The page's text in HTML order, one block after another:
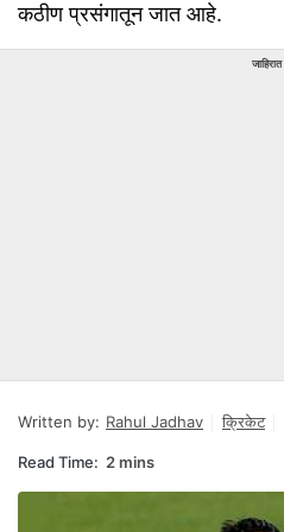
कठीण प्रसंगातून जात आहे.
जाहिरात
Written by: Rahul Jadhav क्रिकेट
Read Time: 2 mins